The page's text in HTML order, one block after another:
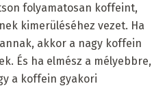
folyamatosan koffeint,
kimerüléséhez vezet. Ha
akkor a nagy koffein
És ha elmész a mélyebbre,
a koffein gyakori